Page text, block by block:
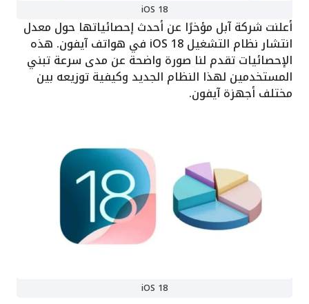
iOS 18
أعلنت شركة آبل مؤخرًا عن أحدث إحصائياتها حول معدل
انتشار نظام التشغيل iOS 18 في هواتف آيفون. هذه
الإحصائيات تقدم لنا صورة واضحة عن مدى سرعة تبني
المستخدمين لهذا النظام الجديد وكيفية توزيعه بين
مختلف أجهزة آيفون.
iOS 18